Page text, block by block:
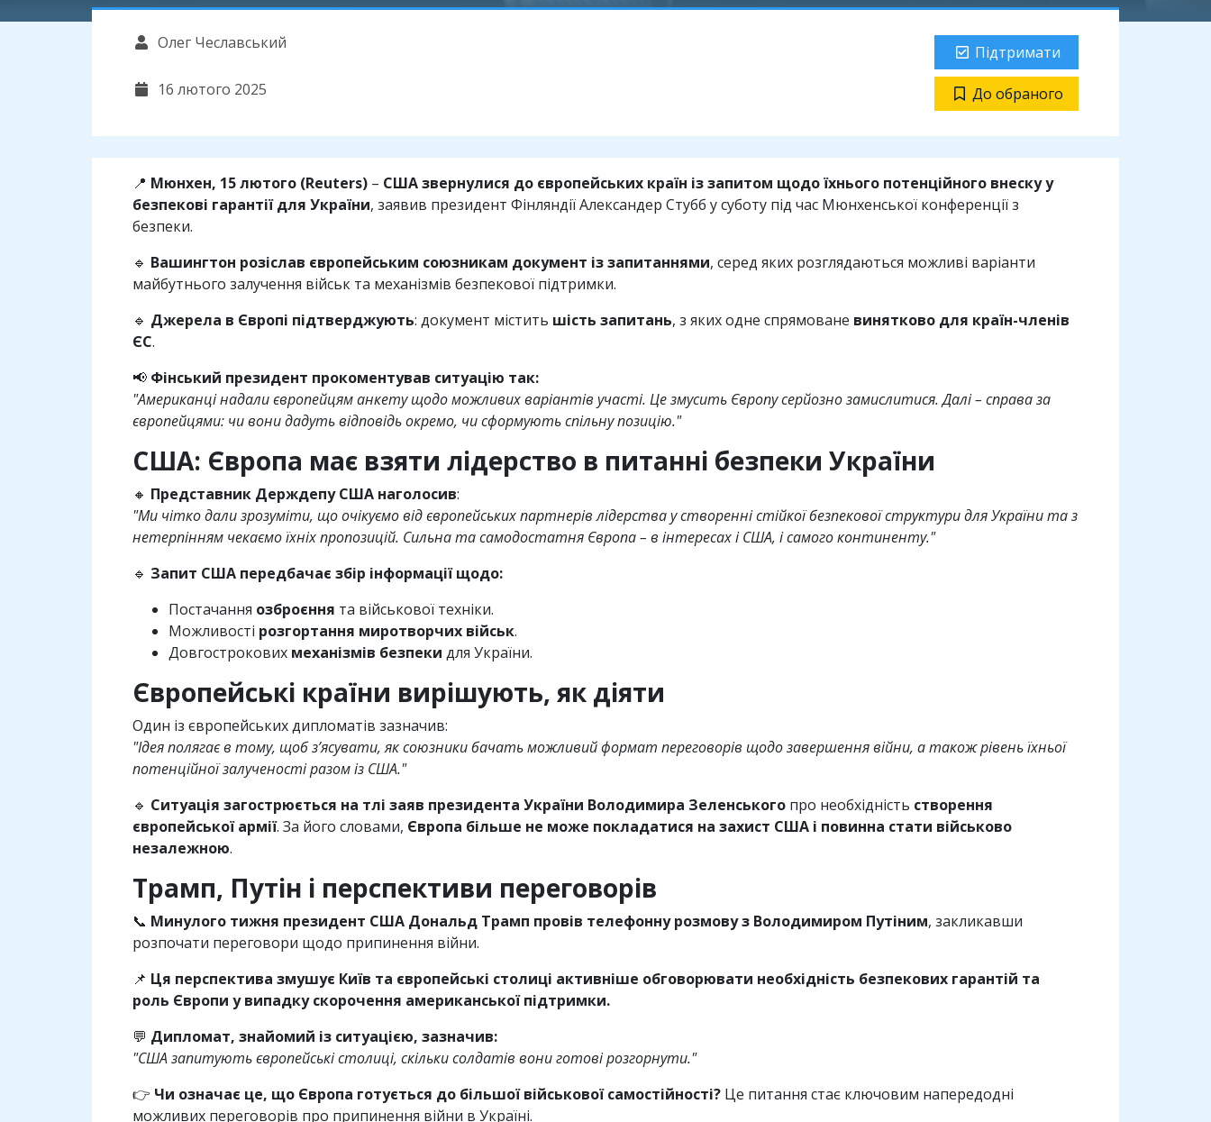
Олег Чеславський
16 лютого 2025
Підтримати
До обраного
📍 Мюнхен, 15 лютого (Reuters) – США звернулися до європейських країн із запитом щодо їхнього потенційного внеску у
безпекові гарантії для України, заявив президент Фінляндії Александер Стубб у суботу під час Мюнхенської конференції з
безпеки.
🔹 Вашингтон розіслав європейським союзникам документ із запитаннями, серед яких розглядаються можливі варіанти
майбутнього залучення військ та механізмів безпекової підтримки.
🔹 Джерела в Європі підтверджують: документ містить шість запитань, з яких одне спрямоване винятково для країн-членів
ЄС.
📢 Фінський президент прокоментував ситуацію так:
"Американці надали європейцям анкету щодо можливих варіантів участі. Це змусить Європу серйозно замислитися. Далі – справа за
європейцями: чи вони дадуть відповідь окремо, чи сформують спільну позицію."
США: Європа має взяти лідерство в питанні безпеки України
🔸 Представник Держдепу США наголосив:
"Ми чітко дали зрозуміти, що очікуємо від європейських партнерів лідерства у створенні стійкої безпекової структури для України та з
нетерпінням чекаємо їхніх пропозицій. Сильна та самодостатня Європа – в інтересах і США, і самого континенту."
🔹 Запит США передбачає збір інформації щодо:
Постачання озброєння та військової техніки.
Можливості розгортання миротворчих військ.
Довгострокових механізмів безпеки для України.
Європейські країни вирішують, як діяти
Один із європейських дипломатів зазначив:
"Ідея полягає в тому, щоб з’ясувати, як союзники бачать можливий формат переговорів щодо завершення війни, а також рівень їхньої
потенційної залученості разом із США."
🔹 Ситуація загострюється на тлі заяв президента України Володимира Зеленського про необхідність створення
європейської армії. За його словами, Європа більше не може покладатися на захист США і повинна стати військово
незалежною.
Трамп, Путін і перспективи переговорів
📞 Минулого тижня президент США Дональд Трамп провів телефонну розмову з Володимиром Путіним, закликавши
розпочати переговори щодо припинення війни.
📌 Ця перспектива змушує Київ та європейські столиці активніше обговорювати необхідність безпекових гарантій та
роль Європи у випадку скорочення американської підтримки.
💬 Дипломат, знайомий із ситуацією, зазначив:
"США запитують європейські столиці, скільки солдатів вони готові розгорнути."
👉 Чи означає це, що Європа готується до більшої військової самостійності? Це питання стає ключовим напередодні
можливих переговорів про припинення війни в Україні.